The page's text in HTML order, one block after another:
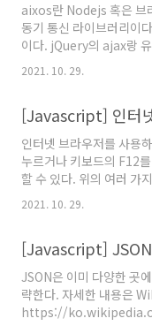
aixos란 Nodejs 혹은 브
동기 통신 라이브러리이
이다. jQuery의 ajax랑
npm install axios aixos
사이트를 만들기에 좋은
서 API KEY 인증이
// aixos 를 사용하기
// 영화정보를 가져오
const APi_KEY = '비
2021. 10. 29.
인터넷 브라우저를 사용
누르거나 키보드의 F12
할 수 있다. 위의 여러 가
션을 선택하면 위 사진과
션 스토리지가 있는 걸 알
(크롬의 시크릿 창인 경
(Session Storage)란 ??
짐 스토리지에 저장하는
로 구성되어 있다. 아직 로
토리지의 사용처(?)는 학
2021. 10. 29.
[Javascript]
JSON은 이미 다양한 곳
략한다. 자세한 내용은
https://